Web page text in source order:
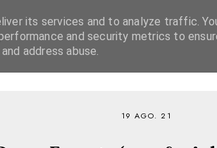
SOBRE RECEITAS
19 AGO. 21
its services and to analyze traffic.
and security metrics to
address abuse.